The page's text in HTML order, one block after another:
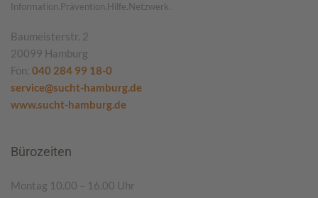
Information.Prävention.Hilfe.Netzwerk.
Baumeisterstr. 2
20099 Hamburg
Fon: 040 284 99 18-0
service@sucht-hamburg.de
www.sucht-hamburg.de
Bürozeiten
Montag 10.00 – 16.00 Uhr